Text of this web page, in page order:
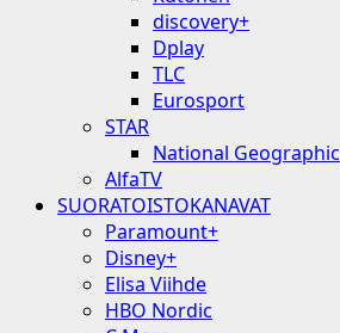
discovery+
Dplay
TLC
Eurosport
STAR
National Geographic
AlfaTV
SUORATOISTOKANAVAT
Paramount+
Disney+
Elisa Viihde
HBO Nordic